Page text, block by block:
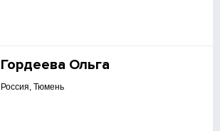
Гордеева Ольга
Россия, Тюмень